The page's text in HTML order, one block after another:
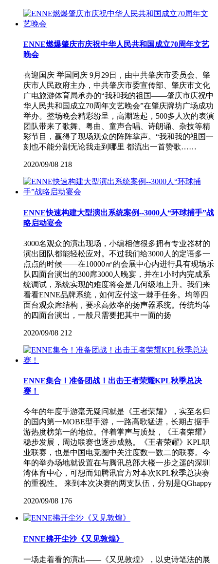
ENNE燃爆肇庆市庆祝中华人民共和国成立70周年文艺
晚会
喜迎国庆 举国同庆 9月29日，由中共肇庆市委员会、肇
庆市人民政府主办，中共肇庆市委宣传部、肇庆市文化
广电旅游体育局承办的“我和我的祖国——肇庆市庆祝中
华人民共和国成立70周年文艺晚会”在肇庆牌坊广场成功
举办。整场晚会精彩纷呈，高潮迭起，500多人次的表演
团队带来了歌舞、粤曲、童声合唱、诗朗诵、杂技等精
彩节目，赢得了现场观众的阵阵掌声。“我和我的祖国一
刻也不能分割无论我走到哪里 都流出一首赞歌……
2020/09/08 218
ENNE快速构建大型演出系统案例--3000人“环球捕手”战
略启动宴会
3000名观众的演出现场，小编相信很多拥有专业器材的
演出团队都能轻松应对。不过我们给3000人的定语多一
点点的时候——在10000㎡的会展中心内进行具有现场乐
队四面台演出的300席3000人晚宴，并在1小时内完成系
统调试，系统实现的难度将会是几何级地上升。我们来
看看ENNE品牌系统，如何应付这一棘手任务。均等四
面台观众席结构，要求高效率的扬声器系统。传统均等
的四面台演出，一般只需要把其中一面的扬
2020/09/08 212
ENNE集合！准备团战！出击王者荣耀KPL秋季总决
赛！
今年的年度手游毫无疑问就是《王者荣耀》，实至名归
的国内第一MOBE型手游，一路高歌猛进，长期占据手
游热度榜第一的地位。伴着掌声与质疑，《王者荣耀》
稳步发展，周边联赛也逐步成熟。《王者荣耀》KPL职
业联赛，也是中国电竞圈中关注度数一数二的联赛。今
年的举办场地就设置在与腾讯总部大楼一步之遥的深圳
湾体育中心，可想而知腾讯官方对本次KPL秋季总决赛
的重视性。 来到本次决赛的两支队伍，分别是QGhappy
2020/09/08 176
ENNE拂开尘沙《又见敦煌》
一场走着看的演出——《又见敦煌》，以史诗笔法的展